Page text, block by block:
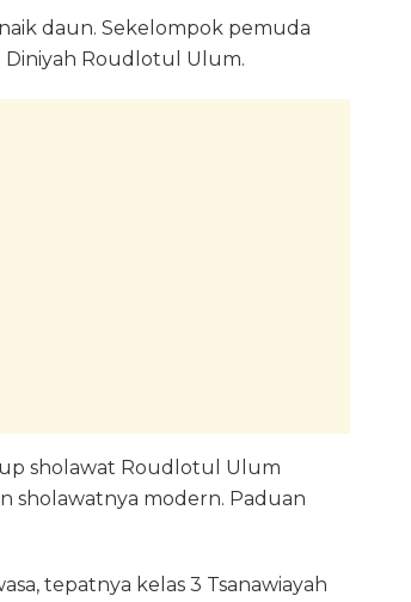
daun. Sekelompok pemuda
Diniyah Roudlotul Ulum.
sholawat Roudlotul Ulum
sholawatnya modern. Paduan
tepatnya kelas 3 Tsanawiayah